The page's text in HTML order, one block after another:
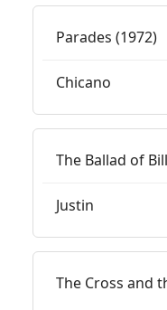
Parades (1972)
Chicano
The Ballad of
Justin
The Cross and